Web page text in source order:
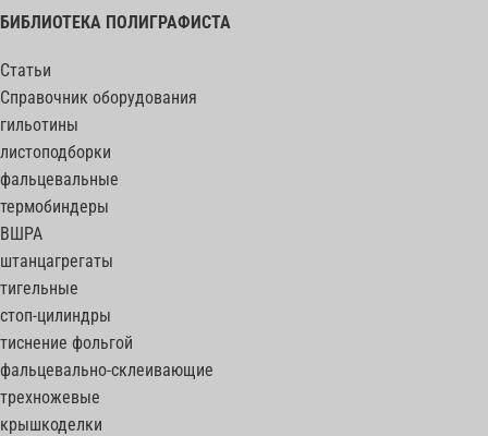
БИБЛИОТЕКА ПОЛИГРАФИСТА
Статьи
Справочник оборудования
гильотины
листоподборки
фальцевальные
термобиндеры
ВШРА
штанцагрегаты
тигельные
стоп-цилиндры
тиснение фольгой
фальцевально-склеивающие
трехножевые
крышкоделки